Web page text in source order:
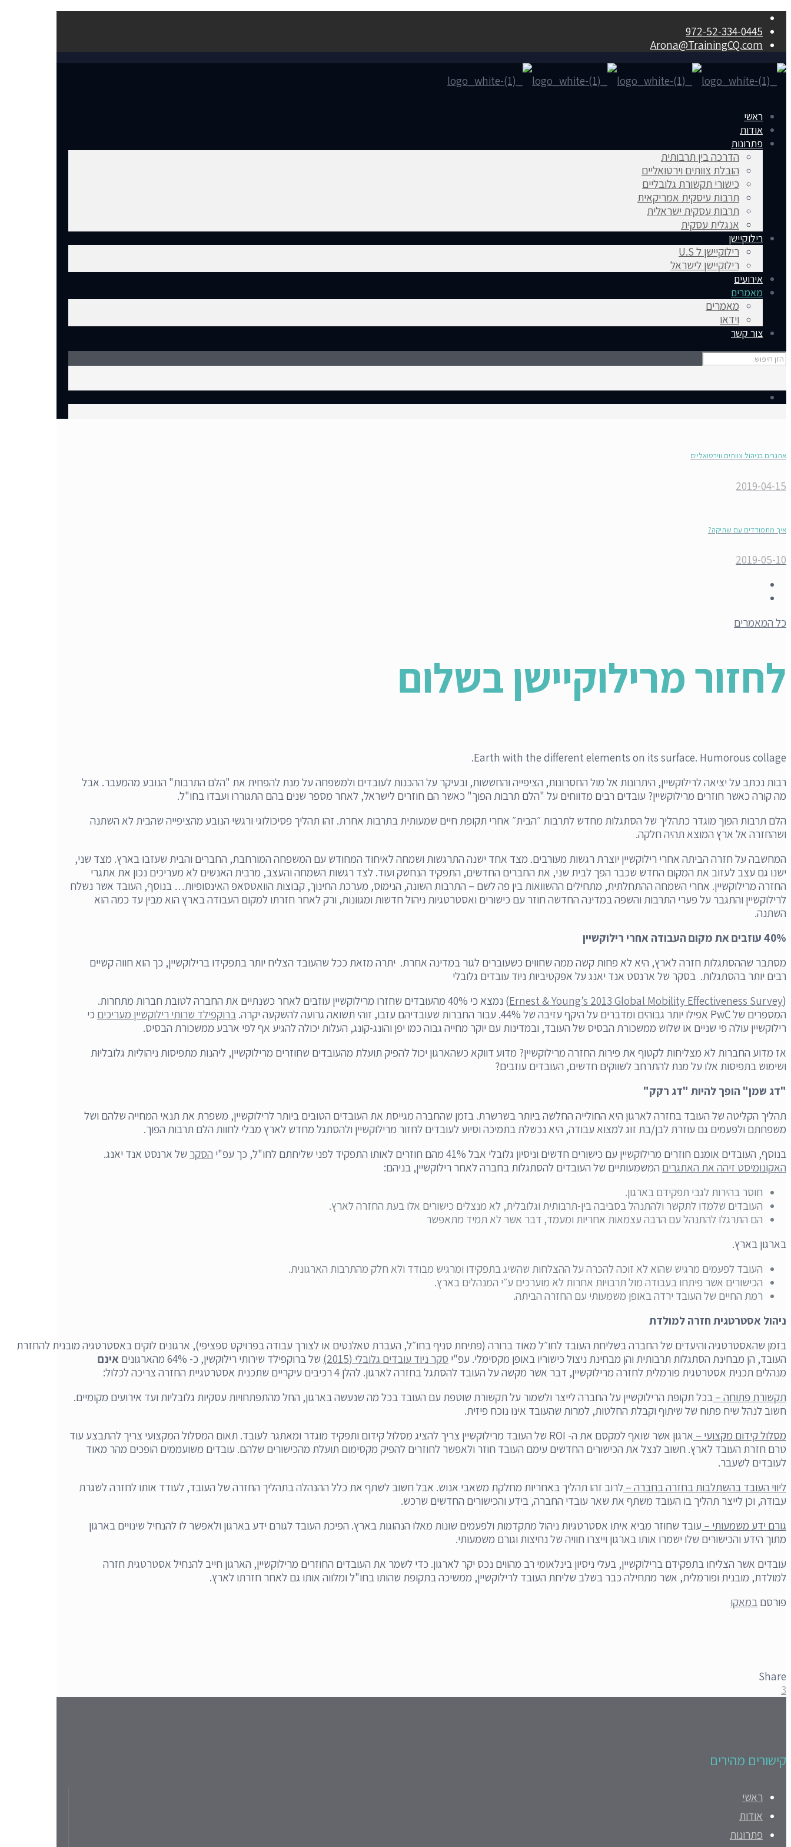
972-52-334-0445
Arona@TrainingCQ.com
ראשי
אודות
פתרונות
הדרכה בין תרבותית
הובלת צוותים וירטואליים
כישורי תקשורת גלובליים
תרבות עיסקית אמריקאית
תרבות עסקית ישראלית
אנגלית עסקית
רילוקיישן
רילוקיישן ל U.S
רילוקיישן לישראל
אירועים
מאמרים
מאמרים
וידאו
צור קשר
אתגרים בניהול צוותים ווירטואליים
2019-04-15
איך מתמודדים עם שתיקה?
2019-05-10
כל המאמרים
לחזור מרילוקיישן בשלום
Earth with the different elements on its surface. Humorous collage.
רבות נכתב על יציאה לרילוקשיין, היתרונות אל מול החסרונות, הציפייה והחששות, ובעיקר על ההכנות לעובדים ולמשפחה על מנת להפחית את "הלם התרבות" הנובע מהמעבר. אבל
מה קורה כאשר חוזרים מרילוקשיין? עובדים רבים מדווחים על "הלם תרבות הפוך" כאשר הם חוזרים לישראל, לאחר מספר שנים בהם התגוררו ועבדו בחו"ל.
הלם תרבות הפוך מוגדר כתהליך של הסתגלות מחדש לתרבות ״הבית״ אחרי תקופת חיים שמעותית בתרבות אחרת. זהו תהליך פסיכולוגי ורגשי הנובע מהציפייה שהבית לא השתנה
ושהחזרה אל ארץ המוצא תהיה חלקה.
המחשבה על חזרה הביתה אחרי רילוקשיין יוצרת רגשות מעורבים. מצד אחד ישנה התרגשות ושמחה לאיחוד המחודש עם המשפחה המורחבת, החברים והבית שעזבו בארץ. מצד שני,
ישנו גם עצב לעזוב את המקום החדש שכבר הפך לבית שני, את החברים החדשים, התפקיד הנחשק ועוד. לצד רגשות השמחה והעצב, מרבית האנשים לא מעריכים נכון את אתגרי
החזרה מרילוקשיין. אחרי השמחה ההתחלתית, מתחילים ההשוואות בין פה לשם – התרבות השונה, הנימוס, מערכת החינוך, קבוצות הוואטסאפ האינסופיות… בנוסף, העובד אשר נשלח
לרילוקשיין והתגבר על פערי התרבות והשפה במדינה החדשה חוזר עם כישורים ואסטרטגיות ניהול חדשות ומגוונות, ורק לאחר חזרתו למקום העבודה בארץ הוא מבין עד כמה הוא
השתנה.
40% עוזבים את מקום העבודה אחרי רילוקשיין
מסתבר שההסתגלות חזרה לארץ, היא לא פחות קשה ממה שחווים כשעוברים לגור במדינה אחרת. יתרה מזאת ככל שהעובד הצליח יותר בתפקידו ברילוקשיין, כך הוא חווה קשיים
רבים יותר בהסתגלות. בסקר של ארנסט אנד יאנג על אפקטיביות ניוד עובדים גלובלי
(
Ernest & Young’s 2013 Global Mobility Effectiveness Survey
) נמצא כי 40% מהעובדים שחזרו מרילוקשיין עוזבים לאחר כשנתיים את החברה לטובת חברות מתחרות.
המספרים של PwC אפילו יותר גבוהים ומדברים על היקף עזיבה של 44%. עבור החברות שעובדיהם עזבו, זוהי תשואה גרועה להשקעה יקרה.
ברוקפילד שרותי רילוקשיין מעריכים כי
רילוקשיין עולה פי שניים או שלוש ממשכורת הבסיס של העובד, ובמדינות עם יוקר מחייה גבוה כמו יפן והונג-קונג, העלות יכולה להגיע אף לפי ארבע ממשכורת הבסיס.
אז מדוע החברות לא מצליחות לקטוף את פירות החזרה מרילוקשיין? מדוע דווקא כשהארגון יכול להפיק תועלת מהעובדים שחוזרים מרילוקשיין, ליהנות מתפיסות ניהוליות גלובליות
ושימוש בתפיסות אלו על מנת להתרחב לשווקים חדשים, העובדים עוזבים?
"דג שמן" הופך להיות "דג רקק"
תהליך הקליטה של העובד בחזרה לארגון היא החולייה החלשה ביותר בשרשרת. בזמן שהחברה מגייסת את העובדים הטובים ביותר לרילוקשיין, משפרת את תנאי המחייה שלהם ושל
משפחתם ולפעמים גם עוזרת לבן/בת זוג למצוא עבודה, היא נכשלת בתמיכה וסיוע לעובדים לחזור מרילוקשיין ולהסתגל מחדש לארץ מבלי לחוות הלם תרבות הפוך.
בנוסף, העובדים אומנם חוזרים מרילוקשיין עם כישורים חדשים וניסיון גלובלי אבל 41% מהם חוזרים לאותו התפקיד לפני שליחתם לחו"ל, כך עפ"י
הסקר של ארנסט אנד יאנג.
האקונומיסט זיהה את האתגרים המשמעותיים של העובדים להסתגלות בחברה לאחר רילוקשיין, בניהם:
חוסר בהירות לגבי תפקידם בארגון.
העובדים שלמדו לתקשר ולהתנהל בסביבה בין-תרבותית וגלובלית, לא מנצלים כישורים אלו בעת החזרה לארץ.
הם התרגלו להתנהל עם הרבה עצמאות אחריות ומעמד, דבר אשר לא תמיד מתאפשר
בארגון בארץ.
העובד לפעמים מרגיש שהוא לא זוכה להכרה על ההצלחות שהשיג בתפקידו ומרגיש מבודד ולא חלק מהתרבות הארגונית.
הכישורים אשר פיתחו בעבודה מול תרבויות אחרות לא מוערכים ע״י המנהלים בארץ.
רמת החיים של העובד ירדה באופן משמעותי עם החזרה הביתה.
ניהול אסטרטגית חזרה למולדת
בזמן שהאסטרטגיה והיעדים של החברה בשליחת העובד לחו״ל מאוד ברורה (פתיחת סניף בחו״ל, העברת טאלנטים או לצורך עבודה בפרויקט ספציפי), ארגונים לוקים באסטרטגיה מובנית להחזרת
העובד, הן מבחינת הסתגלות תרבותית והן מבחינת ניצול כישוריו באופן מקסימלי. עפ"י סקר ניוד עובדים גלובלי (2015) של ברוקפילד שירותי רילוקשין, כ- 64% מהארגונים
אינם
מנהלים תכנית אסטרטגית פורמלית לחזרה מרילוקשיין, דבר אשר מקשה על העובד להסתגל בחזרה לארגון. להלן 4 רכיבים עיקריים שתכנית אסטרטגיית החזרה צריכה לכלול:
תקשורת פתוחה – בכל תקופת הרילוקשיין על החברה לייצר ולשמור על תקשורת שוטפת עם העובד בכל מה שנעשה בארגון, החל מהתפתחויות עסקיות גלובליות ועד אירועים מקומיים.
חשוב לנהל שיח פתוח של שיתוף וקבלת החלטות, למרות שהעובד אינו נוכח פיזית.
מסלול קידום מקצועי –
ארגון אשר שואף למקסם את ה- ROI של העובד מרילוקשיין צריך להציג מסלול קידום ותפקיד מוגדר ומאתגר לעובד. תאום המסלול המקצועי צריך להתבצע עוד
טרם חזרת העובד לארץ. חשוב לנצל את הכישורים החדשים עימם העובד חוזר ולאפשר לחוזרים להפיק מקסימום תועלת מהכישורים שלהם. עובדים משועממים הופכים מהר מאוד
לעובדים לשעבר.
ליווי העובד בהשתלבות בחזרה בחברה – לרוב זהו תהליך באחריות מחלקת משאבי אנוש. אבל חשוב לשתף את כלל ההנהלה בתהליך החזרה של העובד, לעודד אותו לחזרה לשגרת
עבודה, וכן לייצר תהליך בו העובד משתף את שאר עובדי החברה, בידע והכישורים החדשים שרכש.
גורם ידע משמעותי – עובד שחוזר מביא איתו אסטרטגיות ניהול מתקדמות ולפעמים שונות מאלו הנהוגות בארץ. הפיכת העובד לגורם ידע בארגון ולאפשר לו להנחיל שינויים בארגון
מתוך הידע והכישורים שלו ישמרו אותו בארגון וייצרו חוויה של נחיצות וגורם משמעותי.
עובדים אשר הצליחו בתפקידם ברילוקשיין, בעלי ניסיון בינלאומי רב מהווים נכס יקר לארגון. כדי לשמר את העובדים החוזרים מרילוקשיין, הארגון חייב להנחיל אסטרטגית חזרה
למולדת, מובנית ופורמלית, אשר מתחילה כבר בשלב שליחת העובד לרילוקשיין, ממשיכה בתקופת שהותו בחו"ל ומלווה אותו גם לאחר חזרתו לארץ.
פורסם במאקו
Share
3
קישורים מהירים
ראשי
אודות
פתרונות